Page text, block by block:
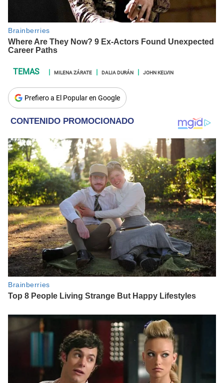
MILENA ZÁRATE DALIA DURÁN JOHN KELVIN
Prefiero a El Popular en Google